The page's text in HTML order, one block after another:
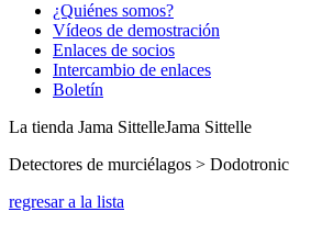
¿Quiénes somos?
Vídeos de demostración
Enlaces de socios
Intercambio de enlaces
Boletín
La tienda Jama SittelleJama Sittelle
Detectores de murciélagos > Dodotronic
regresar a la lista